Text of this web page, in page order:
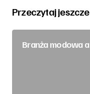
Przeczytaj jeszcze
Branża modowa